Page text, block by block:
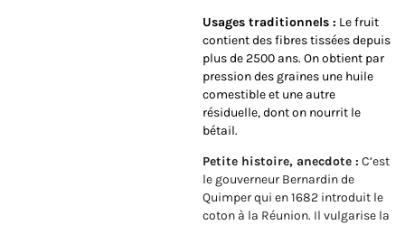
Usages traditionnels : Le fruit
contient des fibres tissées depuis
plus de 2500 ans. On obtient par
pression des graines une huile
comestible et une autre
résiduelle, dont on nourrit le
bétail.
Petite histoire, anecdote : C’est
le gouverneur Bernardin de
Quimper qui en 1682 introduit le
coton à la Réunion. Il vulgarise la